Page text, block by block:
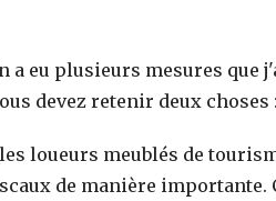
a eu plusieurs mesures que
devez retenir deux choses :
loueurs meublés de
de manière importante.